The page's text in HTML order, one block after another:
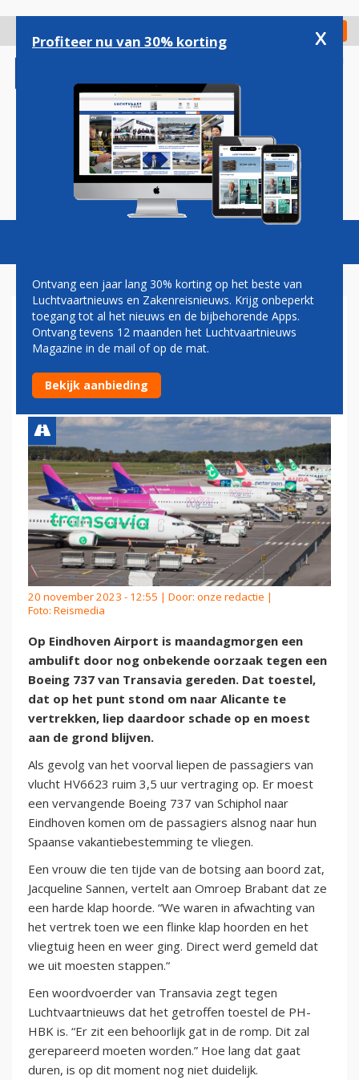
gaan
Check in
Magazine Podcasts Vacatures
AMBULIFT BOTST TEGEN
TRANSAVIA BOEING 737 OP
EINDHOVEN AIRPORT
20 november 2023 - 12:55 | Door: onze redactie |
Foto: Reismedia
Op Eindhoven Airport is maandagmorgen een
ambulift door nog onbekende oorzaak tegen een
Boeing 737 van Transavia gereden. Dat toestel,
dat op het punt stond om naar Alicante te
vertrekken, liep daardoor schade op en moest
aan de grond blijven.
Als gevolg van het voorval liepen de passagiers van
vlucht HV6623 ruim 3,5 uur vertraging op. Er moest
een vervangende Boeing 737 van Schiphol naar
Eindhoven komen om de passagiers alsnog naar hun
Spaanse vakantiebestemming te vliegen.
Een vrouw die ten tijde van de botsing aan boord zat,
Jacqueline Sannen, vertelt aan Omroep Brabant dat ze
een harde klap hoorde. “We waren in afwachting van
het vertrek toen we een flinke klap hoorden en het
vliegtuig heen en weer ging. Direct werd gemeld dat
we uit moesten stappen.“
Een woordvoerder van Transavia zegt tegen
Luchtvaartnieuws dat het getroffen toestel de PH-
HBK is. “Er zit een behoorlijk gat in de romp. Dit zal
gerepareerd moeten worden.” Hoe lang dat gaat
duren, is op dit moment nog niet duidelijk.
Profiteer nu van 30% korting x
Ontvang een jaar lang 30% korting op het beste van
Luchtvaartnieuws en Zakenreisnieuws. Krijg onbeperkt
toegang tot al het nieuws en de bijbehorende Apps.
Ontvang tevens 12 maanden het Luchtvaartnieuws
Magazine in de mail of op de mat.
Bekijk aanbieding